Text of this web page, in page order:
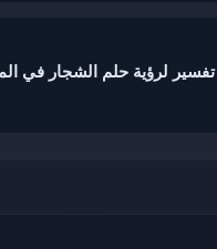
اعرف أهم 13 تفسير لرؤية حلم الشجار في